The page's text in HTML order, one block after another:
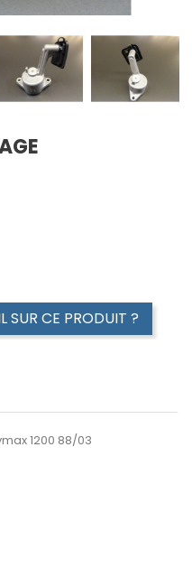
SUR CE PRODUIT ?
vmax 1200 88/03